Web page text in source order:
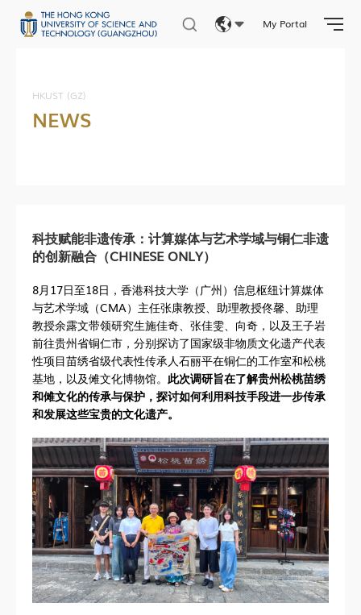
My Portal
HKUST (GZ)
NEWS
科技赋能非遗传承：计算媒体与艺术学域与铜仁非遗
的创新融合（CHINESE ONLY）
8月17日至18日，香港科技大学（广州）信息枢纽计算媒体
与艺术学域（CMA）主任张康教授、助理教授佟馨、助理
教授余露文带领研究生施佳奇、张佳雯、向奇，以及王子岩
前往贵州省铜仁市，分别探访了国家级非物质文化遗产代表
性项目苗绣省级代表性传承人石丽平在铜仁的工作室和松桃
基地，以及傩文化博物馆。 此次调研旨在了解贵州松桃苗绣
和傩文化的传承与保护，探讨如何利用科技手段进一步传承
和发展这些宝贵的文化遗产。